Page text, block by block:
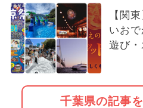
【関
いお
遊び
千葉県の記事